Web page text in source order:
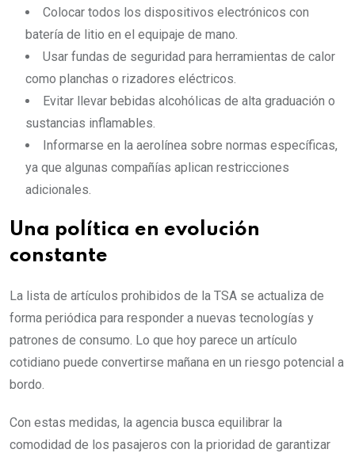
Colocar todos los dispositivos electrónicos con
batería de litio en el equipaje de mano.
Usar fundas de seguridad para herramientas de calor
como planchas o rizadores eléctricos.
Evitar llevar bebidas alcohólicas de alta graduación o
sustancias inflamables.
Informarse en la aerolínea sobre normas específicas,
ya que algunas compañías aplican restricciones
adicionales.
Una política en evolución
constante
La lista de artículos prohibidos de la TSA se actualiza de
forma periódica para responder a nuevas tecnologías y
patrones de consumo. Lo que hoy parece un artículo
cotidiano puede convertirse mañana en un riesgo potencial a
bordo.
Con estas medidas, la agencia busca equilibrar la
comodidad de los pasajeros con la prioridad de garantizar